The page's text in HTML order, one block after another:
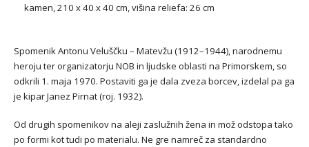
kamen, 210 x 40 x 40 cm, višina reliefa: 26 cm
Spomenik Antonu Veluščku – Matevžu (1912–1944), narodnemu
heroju ter organizatorju NOB in ljudske oblasti na Primorskem, so
odkrili 1. maja 1970. Postaviti ga je dala zveza borcev, izdelal pa ga
je kipar Janez Pirnat (roj. 1932).
Od drugih spomenikov na aleji zaslužnih žena in mož odstopa tako
po formi kot tudi po materialu. Ne gre namreč za standardno